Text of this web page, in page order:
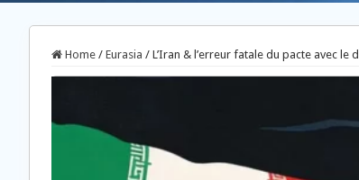
Home / Eurasia / L’Iran & l’erreur fatale du pacte avec le